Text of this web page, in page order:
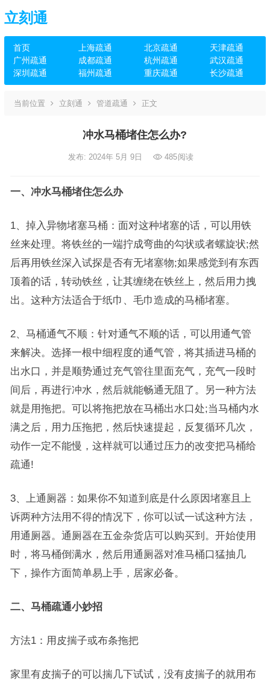
立刻通
首页 上海疏通 北京疏通
天津疏通
广州疏通
成都疏通 杭州疏通
武汉疏通
深圳疏通
福州疏通 重庆疏通 长沙疏通
当前位置 立刻通 管道疏通 正文
冲水马桶堵住怎么办?
发布: 2024年 5月 9日 485阅读
一、冲水马桶堵住怎么办
1、掉入异物堵塞马桶：面对这种堵塞的话，可以用铁
丝来处理。将铁丝的一端拧成弯曲的勾状或者螺旋状;然
后再用铁丝深入试探是否有无堵塞物;如果感觉到有东西
顶着的话，转动铁丝，让其缠绕在铁丝上，然后用力拽
出。这种方法适合于纸巾、毛巾造成的马桶堵塞。
2、马桶通气不顺：针对通气不顺的话，可以用通气管
来解决。选择一根中细程度的通气管，将其插进马桶的
出水口，并是顺势通过充气管往里面充气，充气一段时
间后，再进行冲水，然后就能畅通无阻了。另一种方法
就是用拖把。可以将拖把放在马桶出水口处;当马桶内水
满之后，用力压拖把，然后快速提起，反复循环几次，
动作一定不能慢，这样就可以通过压力的改变把马桶给
疏通!
3、上通厕器：如果你不知道到底是什么原因堵塞且上
诉两种方法用不得的情况下，你可以试一试这种方法，
用通厕器。通厕器在五金杂货店可以购买到。开始使用
时，将马桶倒满水，然后用通厕器对准马桶口猛抽几
下，操作方面简单易上手，居家必备。
二、马桶疏通小妙招
方法1：用皮揣子或布条拖把
家里有皮揣子的可以揣几下试试，没有皮揣子的就用布